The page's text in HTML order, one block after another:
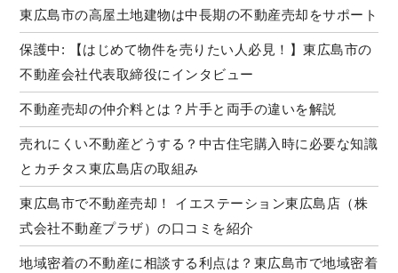
東広島市の高屋土地建物は中長期の不動産売却をサポート
保護中: 【はじめて物件を売りたい人必見！】東広島市の
不動産会社代表取締役にインタビュー
不動産売却の仲介料とは？片手と両手の違いを解説
売れにくい不動産どうする？中古住宅購入時に必要な知識
とカチタス東広島店の取組み
東広島市で不動産売却！ イエステーション東広島店（株
式会社不動産プラザ）の口コミを紹介
地域密着の不動産に相談する利点は？東広島市で地域密着